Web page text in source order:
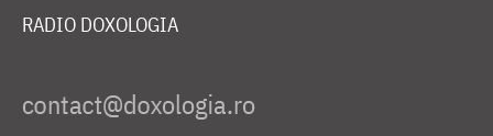
RADIO DOXOLOGIA